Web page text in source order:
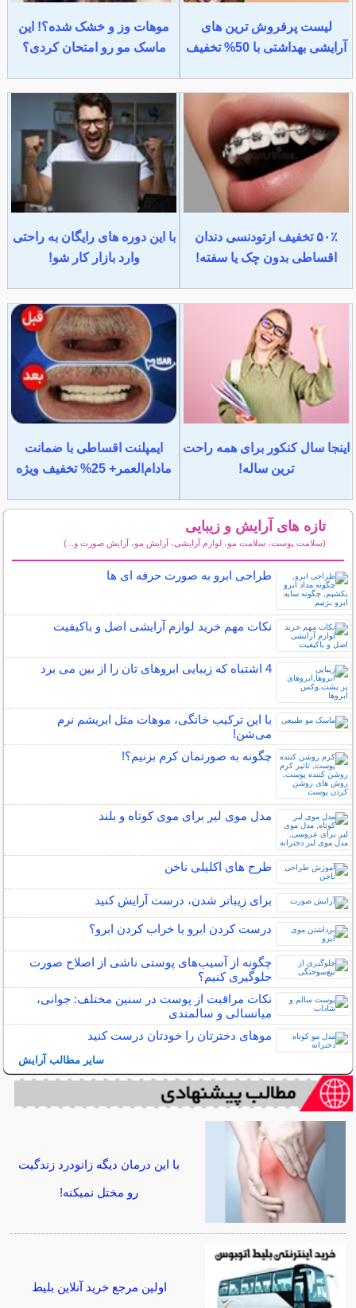
لیست پرفروش ترین های
آرایشی بهداشتی با 50% تخفیف
موهات وز و خشک شده؟! این
ماسک مو رو امتحان کردی؟
۵۰٪ تخفیف ارتودنسی دندان
اقساطی بدون چک یا سفته!
با این دوره های رایگان به راحتی
وارد بازار کار شو!
اینجا سال کنکور برای همه راحت
ترین ساله!
ایمپلنت اقساطی با ضمانت
مادام‌العمر+ 25% تخفیف ویژه
تازه های آرایش و زیبایی
(سلامت پوست، سلامت مو، لوازم آرایشی، آرایش مو، آرایش صورت و...)
طراحی ابرو به صورت حرفه ای ها
نکات مهم خرید لوازم آرایشی اصل و باکیفیت
4 اشتباه که زیبایی ابروهای تان را از بین می برد
با این ترکیب خانگی، موهات مثل ابریشم نرم
می‌شن!
چگونه به صورتمان کرم بزنیم؟!
مدل موی لیر برای موی کوتاه و بلند
طرح های اکلیلی ناخن
برای زیباتر شدن، درست آرایش کنید
درست کردن ابرو یا خراب کردن ابرو؟
چگونه از آسیب‌های پوستی ناشی از اصلاح صورت
جلوگیری کنیم؟
نکات مراقبت از پوست در سنین مختلف: جوانی،
میانسالی و سالمندی
موهای دخترتان را خودتان درست کنید
سایر مطالب آرایش
با این درمان دیگه زانودرد زندگیت
رو مختل نمیکنه!
اولین مرجع خرید آنلاین بلیط